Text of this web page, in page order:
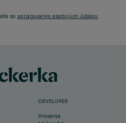
so spracovaním osobných údajov.
DEVELOPER
Proxenta